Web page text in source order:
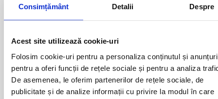
Consimțământ Detalii Despre
Acest site utilizează cookie-uri
Folosim cookie-uri pentru a personaliza conținutul și
pentru a oferi funcții de rețele sociale și pentru a analiza
De asemenea, le oferim partenerilor de rețele sociale, de
publicitate și de analize informații cu privire la modul în care
ADJUD
ALEXANDRIA
ARAD
BACAU
BAIA MARE
BAILE HERCULANE
BAILESTI
MAGLAVIT
MOINESTI
MOTCA
NUSFALAU
OLTENITA
ONESTI
ORADEA